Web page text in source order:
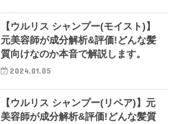
【ウルリス シャンプー(モイスト)】
元美容師が成分解析&評価!どんな髪
質向けなのか本音で解説します。
2024.01.05
【ウルリス シャンプー(リペア)】元
美容師が成分解析&評価!どんな髪質